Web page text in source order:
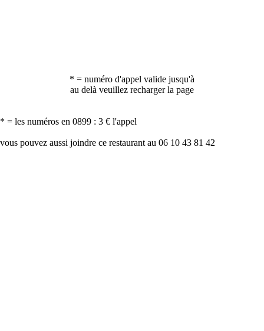
* = numéro d'appel valide jusqu'à
au delà veuillez recharger la page
* = les numéros en 0899 : 3 € l'appel
vous pouvez aussi joindre ce restaurant au 06 10 43 81 42